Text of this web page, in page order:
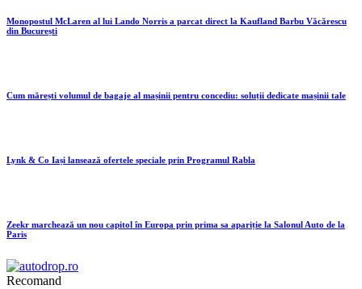
Monopostul McLaren al lui Lando Norris a parcat direct la Kaufland Barbu Văcărescu
din București
Cum mărești volumul de bagaje al mașinii pentru concediu: soluții dedicate mașinii tale
Lynk & Co Iași lansează ofertele speciale prin Programul Rabla
Zeekr marchează un nou capitol în Europa prin prima sa apariție la Salonul Auto de la
Paris
Recomand